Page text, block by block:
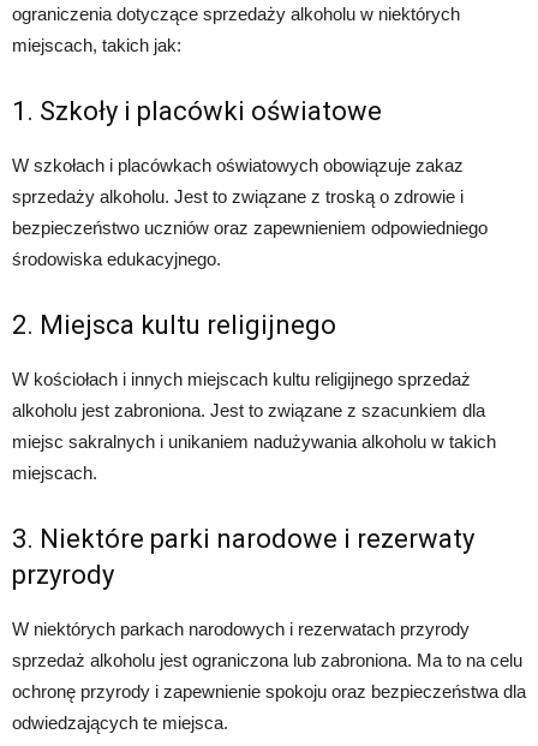
ograniczenia dotyczące sprzedaży alkoholu w niektórych
miejscach, takich jak:
1. Szkoły i placówki oświatowe
W szkołach i placówkach oświatowych obowiązuje zakaz
sprzedaży alkoholu. Jest to związane z troską o zdrowie i
bezpieczeństwo uczniów oraz zapewnieniem odpowiedniego
środowiska edukacyjnego.
2. Miejsca kultu religijnego
W kościołach i innych miejscach kultu religijnego sprzedaż
alkoholu jest zabroniona. Jest to związane z szacunkiem dla
miejsc sakralnych i unikaniem nadużywania alkoholu w takich
miejscach.
3. Niektóre parki narodowe i rezerwaty
przyrody
W niektórych parkach narodowych i rezerwatach przyrody
sprzedaż alkoholu jest ograniczona lub zabroniona. Ma to na celu
ochronę przyrody i zapewnienie spokoju oraz bezpieczeństwa dla
odwiedzających te miejsca.